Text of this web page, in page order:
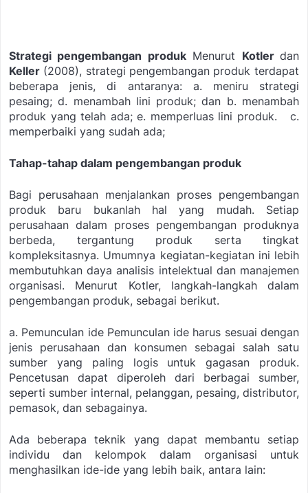
Strategi pengembangan produk Menurut Kotlerdan
Keller (2008), strategi pengembangan produk terdapat
beberapa jenis, di
antaranya:
a. meniru strategi
pesaing; d. menambah lini produk; dan b. menambah
produk yang telah ada; e. memperluas lini produk.
c.
memperbaiki yang sudah ada;
Tahap-tahap dalam pengembangan produk
Bagi perusahaan menjalankan proses pengembangan
produk baru bukanlah hal yang mudah. Setiap
perusahaan dalam proses pengembangan produknya
berbeda, tergantung produk serta tingkat
kompleksitasnya. Umumnya kegiatan-kegiatan ini lebih
membutuhkan daya analisis intelektual dan manajemen
organisasi. Menurut Kotler, langkah-langkah dalam
pengembangan produk, sebagai berikut.
a. Pemunculan ide Pemunculan ide harus sesuai dengan
jenis perusahaan dan konsumen sebagai salah satu
sumber yang paling logis untuk gagasan produk.
Pencetusan dapat diperoleh dari berbagai sumber,
seperti sumber internal, pelanggan, pesaing, distributor,
pemasok, dan sebagainya.
Ada beberapa teknik yang dapat membantu setiap
individu dan kelompok dalam organisasi untuk
menghasilkan ide-ide yang lebih baik, antara lain: